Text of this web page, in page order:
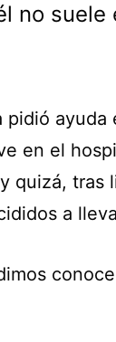
no
pidió
en el
quizá, tras
a